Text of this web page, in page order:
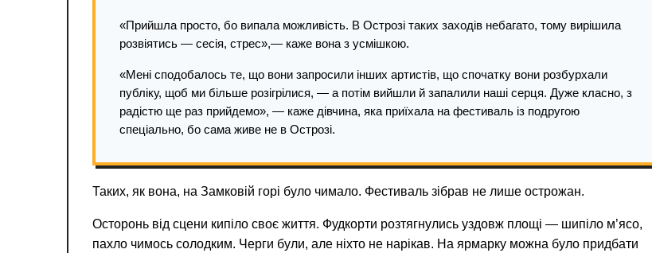
«Прийшла просто, бо випала можливість. В Острозі таких заходів небагато, тому вирішила
розвіятись — сесія, стрес»,— каже вона з усмішкою.
«Мені сподобалось те, що вони запросили інших артистів, що спочатку вони розбурхали
публіку, щоб ми більше розігрілися, — а потім вийшли й запалили наші серця. Дуже класно, з
радістю ще раз прийдемо», — каже дівчина, яка приїхала на фестиваль із подругою
спеціально, бо сама живе не в Острозі.
Таких, як вона, на Замковій горі було чимало. Фестиваль зібрав не лише острожан.
Осторонь від сцени кипіло своє життя. Фудкорти розтягнулись уздовж площі — шипіло м’ясо,
пахло чимось солодким. Черги були, але ніхто не нарікав. На ярмарку можна було придбати